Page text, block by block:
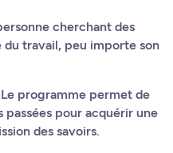
cherchant des
travail, peu importe son
Le programme permet de
pour acquérir une
des savoirs.